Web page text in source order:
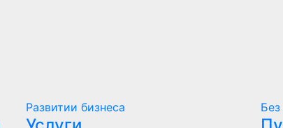
Развитии бизнеса